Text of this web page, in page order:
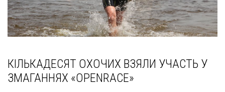
КІЛЬКАДЕСЯТ ОХОЧИХ ВЗЯЛИ УЧАСТЬ У
ЗМАГАННЯХ «OPENRACE»